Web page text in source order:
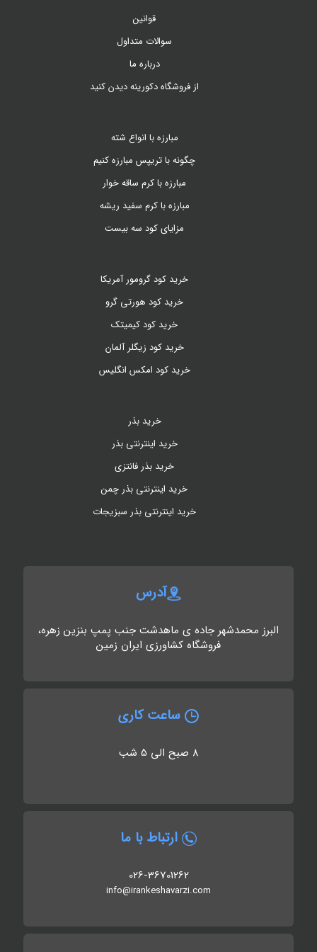
قوانین
سوالات متداول
درباره ما
از فروشگاه دکورینه دیدن کنید
مبارزه با انواع شته
چگونه با تریپس مبارزه کنیم
مبارزه با کرم ساقه خوار
مبارزه با کرم سفید ریشه
مزایای کود سه بیست
خرید کود گرومور آمریکا
خرید کود هورتی گرو
خرید کود کیمیتک
خرید کود زیگلر آلمان
خرید کود امکس انگلیس
خرید بذر
خرید اینترنتی بذر
خرید بذر فانتزی
خرید اینترنتی بذر چمن
خرید اینترنتی بذر سبزیجات
آدرس
البرز محمدشهر جاده ی ماهدشت جنب پمپ بنزین زهره،
فروشگاه کشاورزی ایران زمین
ساعت کاری
8 صبح الی 5 شب
ارتباط با ما
026-36701262
info@irankeshavarzi.com